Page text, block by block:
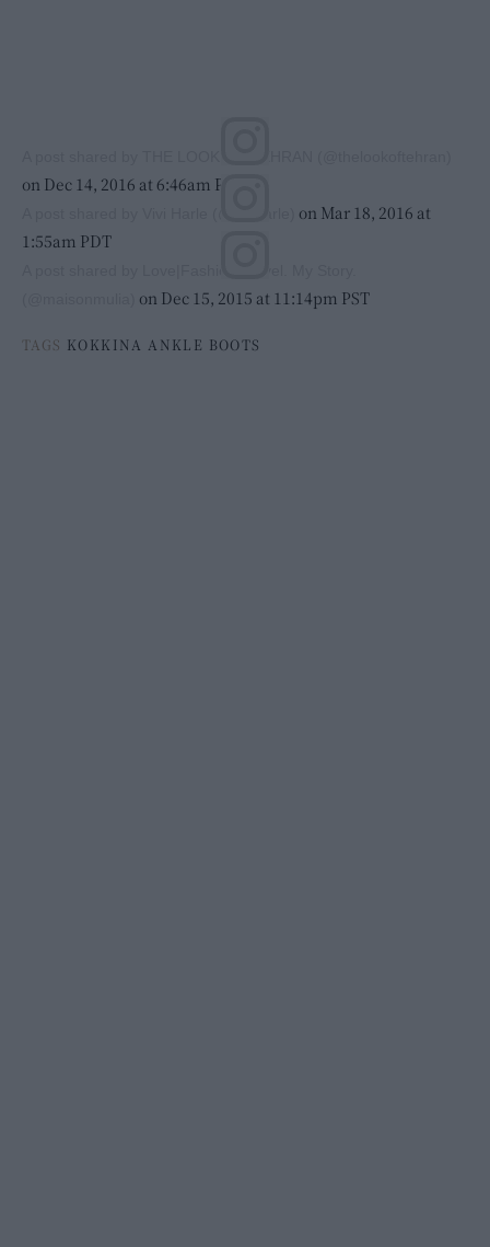
on Dec 14, 2016 at 6:46am PST
on Mar 18, 2016 at
1:55am PDT
on Dec 15, 2015 at 11:14pm PST
TAGS ΚΟΚΚΙΝΑ ANKLE BOOTS